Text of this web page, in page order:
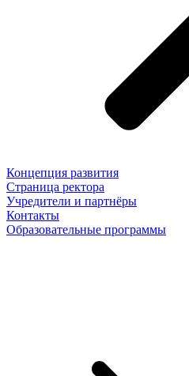
Концепция развития
Страница ректора
Учредители и партнёры
Контакты
Образовательные программы